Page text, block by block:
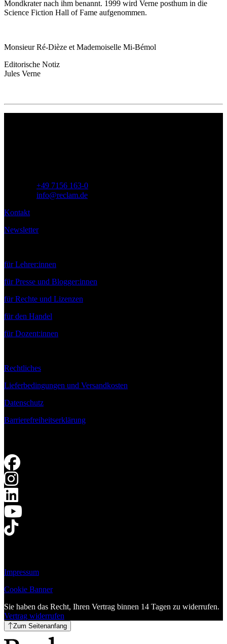
Mondkrater nach ihm benannt. 1999 wird Verne posthum in die
Science Fiction Hall of Fame aufgenommen.
Monsieur Ré-Dièze et Mademoiselle Mi-Bémol
Editorische Notiz
Jules Verne
+49 7156 163-0
info@reclam.de
Kontakt
Newsletter
für Lehrer:innen
für Presse und Blogger:innen
für Rechte und Lizenzen
für den Handel
für Dozent:innen
Rechtliches
Lieferbedingungen und Versandkosten
Datenschutz
Barrierefreiheitserklärung
Impressum
Cookie Banner
Sie haben das Recht, Ihren Vertrag binnen 14 Tagen zu widerrufen.
Vertrag widerrufen
Zum Seitenanfang